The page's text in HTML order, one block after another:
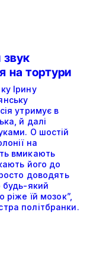
звук
на тортури
Ірину
утримує в
й далі
О шостій
на
вмикають
його до
доводять
будь-який
ріже їй мозок”,
політбранки.